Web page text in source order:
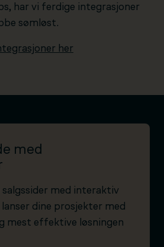
har vi ferdige integrasjoner
sømløst.
her
med
med interaktiv
dine prosjekter med
mest effektive løsningen